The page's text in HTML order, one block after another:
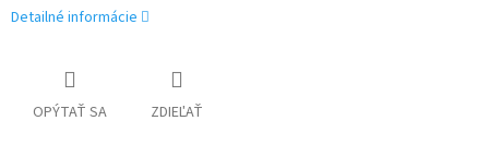
Detailné informácie
OPÝTAŤ SA ZDIEĽAŤ